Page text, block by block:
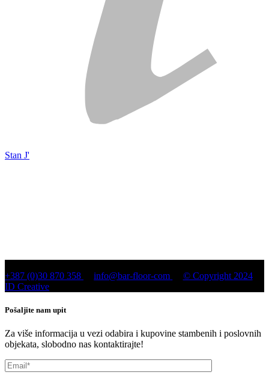
Stan J'
+387 (0)30 870 358 info@bar-floor-com
© Copyright 2024
ID Creative
Pošaljite nam upit
Za više informacija u vezi odabira i kupovine stambenih i poslovnih
objekata, slobodno nas kontaktirajte!